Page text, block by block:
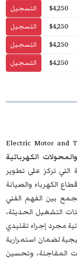
$4,250
التسجيل
$4,250
التسجيل
$4,250
التسجيل
$4,250 التسجيل
Electric Motor and
الكهربائية
التي تركز على تطوير
الكهرباء والصيانة
بين الفهم الفني
التشغيل الحديثة،
مجرد إجراء تقليدي
لضمان استمرارية
المفاجئة، وتحسين